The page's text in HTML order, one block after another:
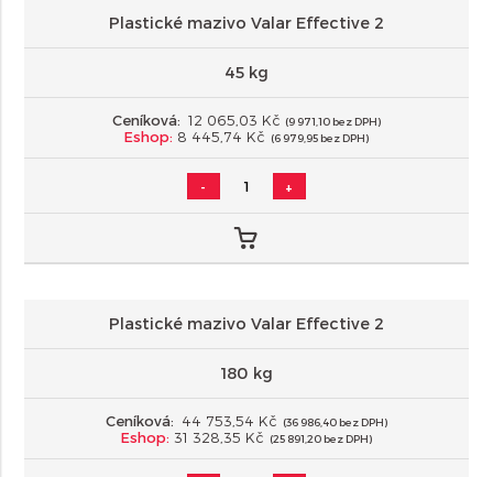
Plastické mazivo Valar Effective 2
45 kg
Ceníková: 12 065,03 Kč (9 971,10 bez DPH)
Eshop: 8 445,74 Kč (6 979,95 bez DPH)
- +
Plastické mazivo Valar Effective 2
180 kg
Ceníková: 44 753,54 Kč (36 986,40 bez DPH)
Eshop: 31 328,35 Kč (25 891,20 bez DPH)